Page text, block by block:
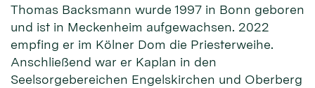
Thomas Backsmann wurde 1997 in Bonn geboren
und ist in Meckenheim aufgewachsen. 2022
empfing er im Kölner Dom die Priesterweihe.
Anschließend war er Kaplan in den
Seelsorgebereichen Engelskirchen und Oberberg